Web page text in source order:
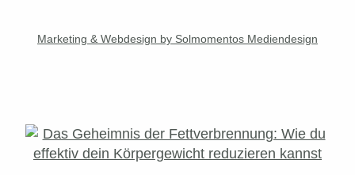
Marketing & Webdesign by Solmomentos Mediendesign